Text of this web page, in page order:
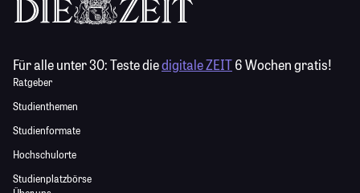
Für alle unter 30:Teste diedigitale ZEIT6 Wochen gratis!
Ratgeber
Studienthemen
Studienformate
Hochschulorte
Studienplatzbörse